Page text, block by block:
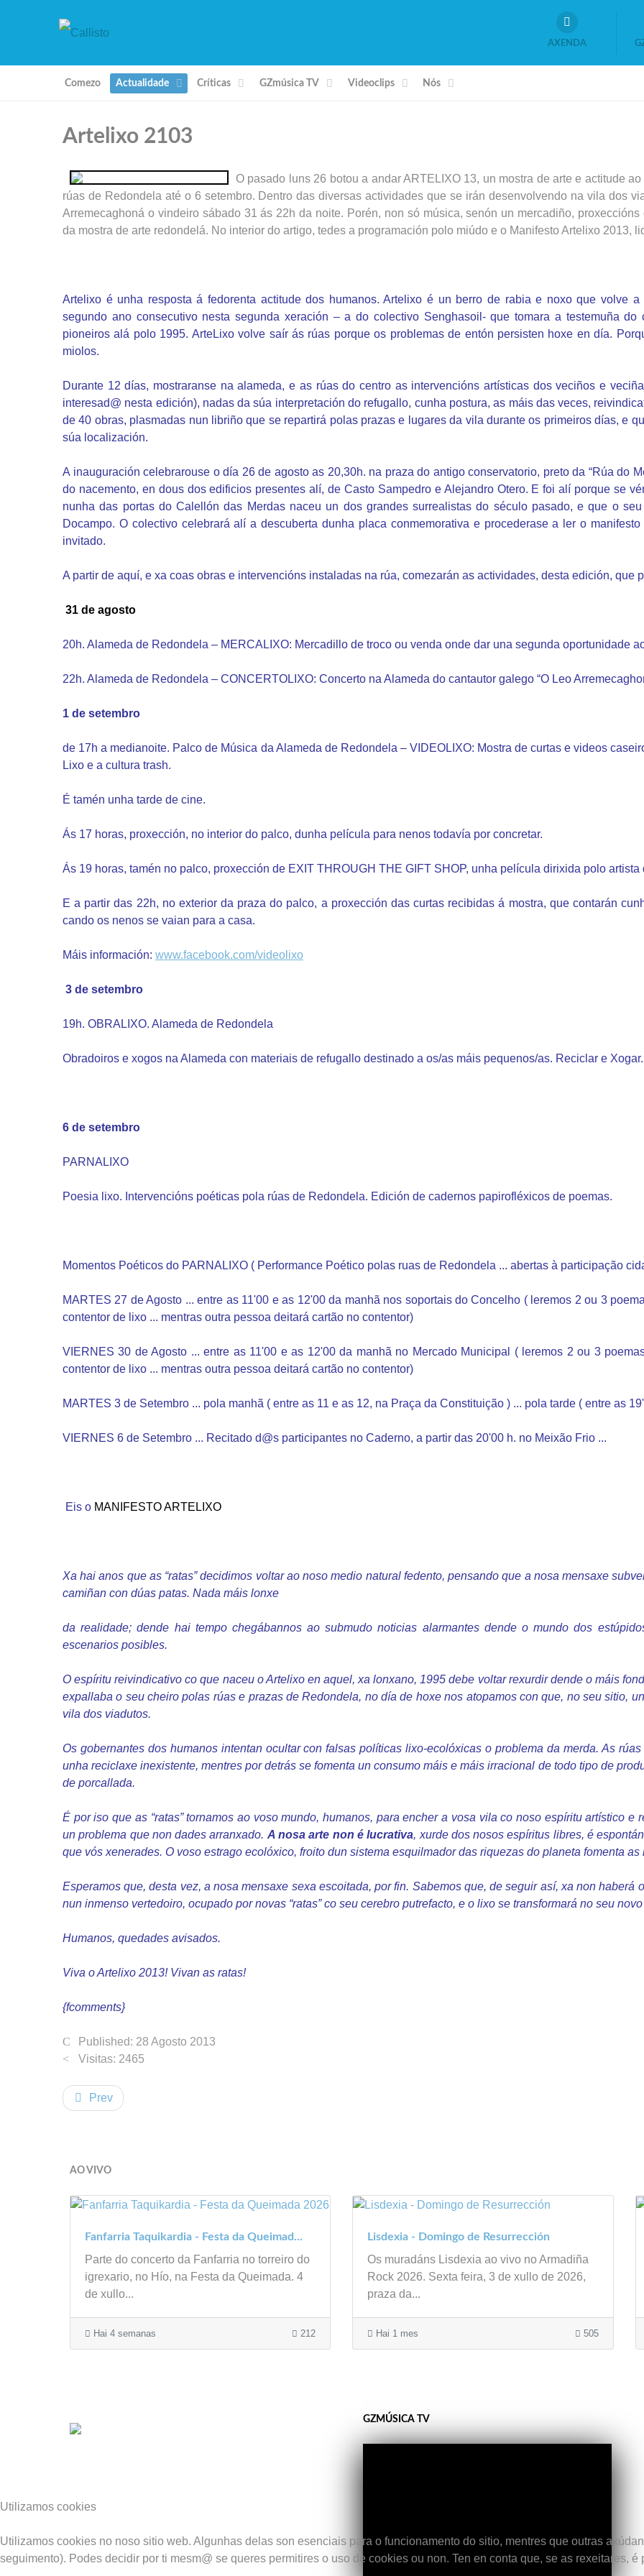
AXENDA
Comezo Actualidade Críticas GZmúsica TV Videoclips Nós
Artelixo 2103
O pasado luns 26 botou a andar ARTELIXO 13, un mostra de arte e actitude
rúas de Redondela até o 6 setembro. Dentro das diversas actividades que se irán desenvolvendo na vila dos
Arremecaghoná o vindeiro sábado 31 ás 22h da noite. Porén, non só música, senón un mercadiño,
da mostra de arte redondelá. No interior do artigo, tedes a programación polo miúdo e o Manifesto Artelixo 2013,
Artelixo é unha resposta á fedorenta actitude dos humanos. Artelixo é un berro de rabia e noxo que volve
segundo ano consecutivo nesta segunda xeración – a do colectivo Senghasoil- que tomara a testemuña do
pioneiros alá polo 1995. ArteLixo volve saír ás rúas porque os problemas de entón persisten hoxe en día.
miolos.
Durante 12 días, mostraranse na alameda, e as rúas do centro as intervencións artísticas dos veciños e
interesad@ nesta edición), nadas da súa interpretación do refugallo, cunha postura, as máis das veces,
de 40 obras, plasmadas nun libriño que se repartirá polas prazas e lugares da vila durante os primeiros días, e
súa localización.
A inauguración celebrarouse o día 26 de agosto as 20,30h. na praza do antigo conservatorio, preto da “Rúa do
do nacemento, en dous dos edificios presentes alí, de Casto Sampedro e Alejandro Otero. E foi alí porque se
nunha das portas do Calellón das Merdas naceu un dos grandes surrealistas do século pasado, e que o
Docampo. O colectivo celebrará alí a descuberta dunha placa conmemorativa e procederase a ler o
invitado.
A partir de aquí, e xa coas obras e intervencións instaladas na rúa, comezarán as actividades, desta edición, que
31 de agosto
20h. Alameda de Redondela – MERCALIXO: Mercadillo de troco ou venda onde dar una segunda oportunidade
22h. Alameda de Redondela – CONCERTOLIXO: Concerto na Alameda do cantautor galego “O Leo
1 de setembro
de 17h a medianoite. Palco de Música da Alameda de Redondela – VIDEOLIXO: Mostra de curtas e videos
Lixo e a cultura trash.
É tamén unha tarde de cine.
Ás 17 horas, proxección, no interior do palco, dunha película para nenos todavía por concretar.
Ás 19 horas, tamén no palco, proxección de EXIT THROUGH THE GIFT SHOP, unha película dirixida polo artista
E a partir das 22h, no exterior da praza do palco, a proxección das curtas recibidas á mostra, que contarán
cando os nenos se vaian para a casa.
Máis información: www.facebook.com/videolixo
3 de setembro
19h. OBRALIXO. Alameda de Redondela
Obradoiros e xogos na Alameda con materiais de refugallo destinado a os/as máis pequenos/as. Reciclar e Xogar.
6 de setembro
PARNALIXO
Poesia lixo. Intervencións poéticas pola rúas de Redondela. Edición de cadernos papirofléxicos de poemas.
Momentos Poéticos do PARNALIXO ( Performance Poético polas ruas de Redondela ... abertas à participação
MARTES 27 de Agosto ... entre as 11'00 e as 12'00 da manhã nos soportais do Concelho ( leremos 2 ou 3
contentor de lixo ... mentras outra pessoa deitará cartão no contentor)
VIERNES 30 de Agosto ... entre as 11'00 e as 12'00 da manhã no Mercado Municipal ( leremos 2 ou 3
contentor de lixo ... mentras outra pessoa deitará cartão no contentor)
MARTES 3 de Setembro ... pola manhã ( entre as 11 e as 12, na Praça da Constituição ) ... pola tarde ( entre as
VIERNES 6 de Setembro ... Recitado d@s participantes no Caderno, a partir das 20'00 h. no Meixão Frio ...
Eis o MANIFESTO ARTELIXO
Xa hai anos que as “ratas” decidimos voltar ao noso medio natural fedento, pensando que a nosa mensaxe
camiñan con dúas patas. Nada máis lonxe
da realidade; dende hai tempo chegábannos ao submudo noticias alarmantes dende o mundo dos
escenarios posibles.
O espíritu reivindicativo co que naceu o Artelixo en aquel, xa lonxano, 1995 debe voltar rexurdir dende o máis
expallaba o seu cheiro polas rúas e prazas de Redondela, no día de hoxe nos atopamos con que, no seu sitio,
vila dos viadutos.
Os gobernantes dos humanos intentan ocultar con falsas políticas lixo-ecolóxicas o problema da merda. As
unha reciclaxe inexistente, mentres por detrás se fomenta un consumo máis e máis irracional de todo tipo de
de porcallada.
É por iso que as “ratas” tornamos ao voso mundo, humanos, para encher a vosa vila co noso espíritu artístico
un problema que non dades arranxado. A nosa arte non é lucrativa, xurde dos nosos espíritus libres, é
que vós xenerades. O voso estrago ecolóxico, froito dun sistema esquilmador das riquezas do planeta fomenta
Esperamos que, desta vez, a nosa mensaxe sexa escoitada, por fin. Sabemos que, de seguir así, xa non haberá
nun inmenso vertedoiro, ocupado por novas “ratas” co seu cerebro putrefacto, e o lixo se transformará no seu
Humanos, quedades avisados.
Viva o Artelixo 2013! Vivan as ratas!
{fcomments}
Published: 28 Agosto 2013
Visitas: 2465
Prev
AO VIVO
Fanfarria Taquikardia - Festa da Queimad...
Parte do concerto da Fanfarria no torreiro do
igrexario, no Hío, na Festa da Queimada. 4
de xullo...
Hai 4 semanas 212
Lisdexia - Domingo de Resurrección
Os muradáns Lisdexia ao vivo no Armadiña
Rock 2026. Sexta feira, 3 de xullo de 2026,
praza da...
Hai 1 mes 505
GZMÚSICA TV
Utilizamos cookies
Utilizamos cookies no noso sitio web. Algunhas delas son esenciais para o funcionamento do sitio, mentres que outras
seguimento). Podes decidir por ti mesm@ se queres permitires o uso de cookies ou non. Ten en conta que, se as rexeitares,